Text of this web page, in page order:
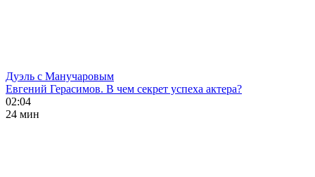
Дуэль с Манучаровым
Евгений Герасимов. В чем секрет успеха актера?
02:04
24 мин